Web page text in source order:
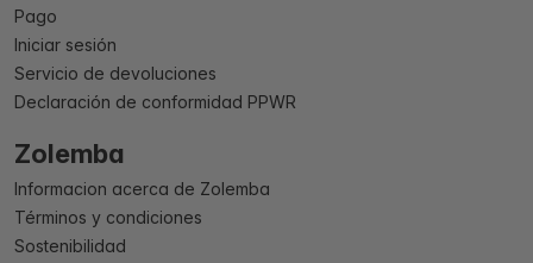
Pago
Iniciar sesión
Servicio de devoluciones
Declaración de conformidad PPWR
Zolemba
Informacion acerca de Zolemba
Términos y condiciones
Sostenibilidad